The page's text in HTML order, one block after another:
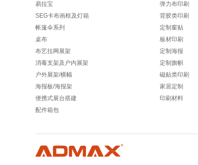
易拉宝
SEG卡布画框及灯箱
帐篷伞系列
桌布
布艺拉网展架
消毒支架及户内展架
户外展架/横幅
海报板/海报架
便携式展台搭建
配件箱包
弹力布印刷
背胶类印刷
定制窗贴
板材印刷
定制海报
定制旗帜
磁贴类印刷
家居定制
印刷材料